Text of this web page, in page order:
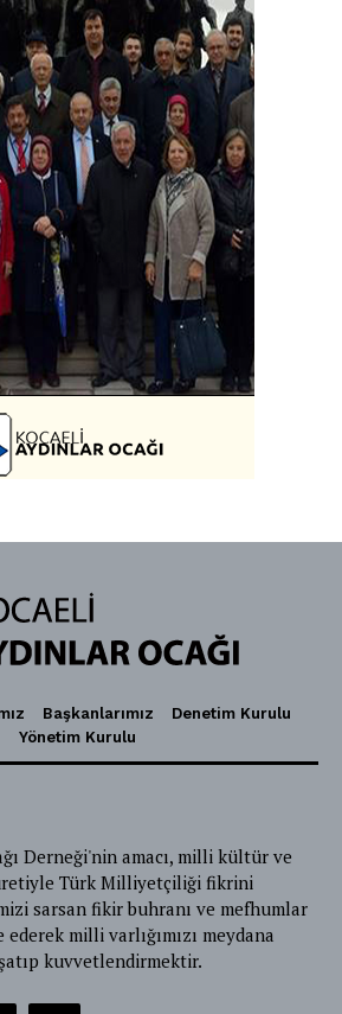
Başkanlarımız
Denetim Kurulu
Yönetim Kurulu
Derneği'nin amacı, milli kültür ve
Türk Milliyetçiliği fikrini
sarsan fikir buhranı ve mefhumlar
milli varlığımızı meydana
kuvvetlendirmektir.